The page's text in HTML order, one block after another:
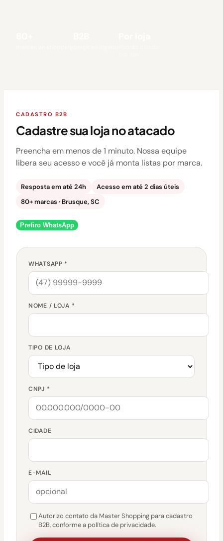
CADASTRO B2B
Cadastre sua loja no atacado
Preencha em menos de 1 minuto. Nossa equipe
libera seu acesso e você já monta listas por marca.
Resposta em até 24h
Acesso em até 2 dias úteis
80+ marcas · Brusque, SC
Prefiro WhatsApp
WHATSAPP *
NOME / LOJA *
TIPO DE LOJA
CNPJ *
CIDADE
E-MAIL
Autorizo contato da Master Shopping para cadastro
B2B, conforme a política de privacidade.